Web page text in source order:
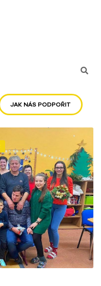
JAK NÁS PODPOŘIT